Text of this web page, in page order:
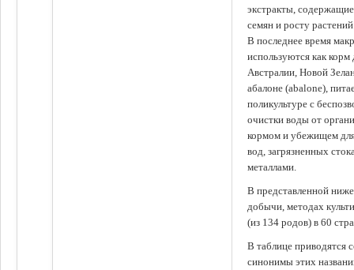
экстракты,
семян и росту
В последнее время
используются как
Австралии, Новой
абалоне (abalone),
поликультуре с
очистки воды от
кормом и убежищем
вод, загрязненных
металлами.
В представленной
добычи, методах
(из 134 родов) в 60
В таблице приводятся
синонимы этих